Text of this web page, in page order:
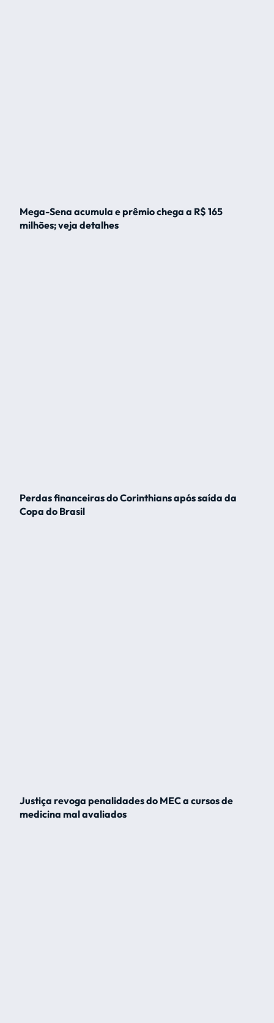
Mega-Sena acumula e prêmio chega a R$ 165
milhões; veja detalhes
Perdas financeiras do Corinthians após saída da
Copa do Brasil
Justiça revoga penalidades do MEC a cursos de
medicina mal avaliados